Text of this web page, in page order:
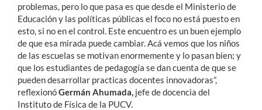
problemas, pero lo que pasa es que desde el Ministerio de
Educación y las políticas públicas el foco no está puesto en
esto, si no en el control. Este encuentro es un buen ejemplo
de que esa mirada puede cambiar. Acá vemos que los niños
de las escuelas se motivan enormemente y lo pasan bien; y
que los estudiantes de pedagogía se dan cuenta de que se
pueden desarrollar practicas docentes innovadoras”,
reflexionóGermán Ahumada, jefe de docencia del
Instituto de Física de la PUCV.